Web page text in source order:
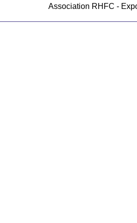
Association RHFC -